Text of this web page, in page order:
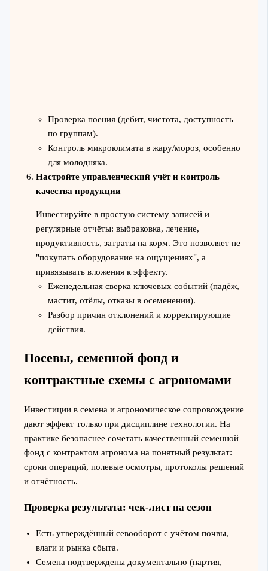
Проверка поения (дебит, чистота, доступность
по группам).
Контроль микроклимата в жару/мороз, особенно
для молодняка.
Настройте управленческий учёт и контроль
качества продукции
Инвестируйте в простую систему записей и
регулярные отчёты: выбраковка, лечение,
продуктивность, затраты на корм. Это позволяет не
"покупать оборудование на ощущениях", а
привязывать вложения к эффекту.
Еженедельная сверка ключевых событий (падёж,
мастит, отёлы, отказы в осеменении).
Разбор причин отклонений и корректирующие
действия.
Посевы, семенной фонд и
контрактные схемы с агрономами
Инвестиции в семена и агрономическое сопровождение
дают эффект только при дисциплине технологии. На
практике безопаснее сочетать качественный семенной
фонд с контрактом агронома на понятный результат:
сроки операций, полевые осмотры, протоколы решений
и отчётность.
Проверка результата: чек-лист на сезон
Есть утверждённый севооборот с учётом почвы,
влаги и рынка сбыта.
Семена подтверждены документально (партия,